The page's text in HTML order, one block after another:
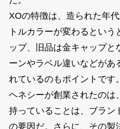
XOの特徴は、造られた年
トルカラーが変わるという
ップ、旧品は金キャップと
ーンやラベル違いなどがあ
れているのもポイントです。
ヘネシーが創業されたのは
持っていることは、ブラン
の要因だ。さらに、その製